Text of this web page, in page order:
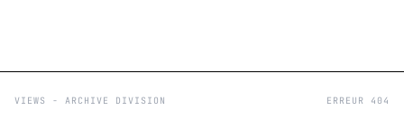
VIEWS - ARCHIVE DIVISION ERREUR 404